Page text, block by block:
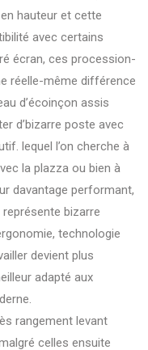
hauteur et cette
avec certains
écran, ces procession-
réelle-même différence
d’écoinçon assis
d’bizarre poste avec
lequel l’on cherche à
la plazza ou bien à
davantage performant,
bizarre
technologie
devient plus
adapté aux
rangement levant
celles ensuite